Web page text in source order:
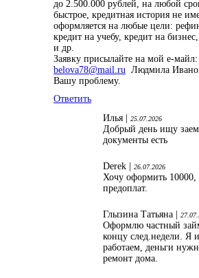
до 2.500.000 рублей, на любой
быстрое, кредитная история не
оформляется на любые цели:
кредит на учебу, кредит на
и др.
Заявку присылайте на мой е-майл:
belova78@mail.ru Людмила
Вашу проблему.
Ответить
Илья | 25.07.2026
Добрый день ищу заем
документы есть
Derek | 26.07.2026
Хочу оформить 10000,
предоплат.
Глызина Татьяна |
Оформлю частный
концу след.недели. Я
работаем, деньги
ремонт дома.